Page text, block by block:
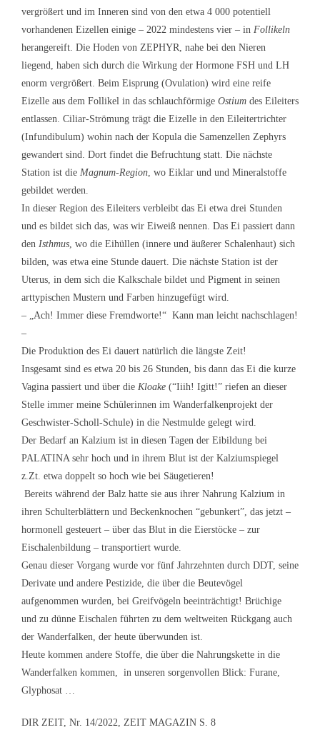
vergrößert und im Inneren sind von den etwa 4 000 potentiell
vorhandenen Eizellen einige – 2022 mindestens vier – in Follikeln
herangereift. Die Hoden von ZEPHYR, nahe bei den Nieren
liegend, haben sich durch die Wirkung der Hormone FSH und LH
enorm vergrößert. Beim Eisprung (Ovulation) wird eine reife
Eizelle aus dem Follikel in das schlauchförmigeOstiumdes Eileiters
entlassen. Ciliar-Strömung trägt die Eizelle in den Eileitertrichter
(Infundibulum) wohin nach der Kopula die Samenzellen Zephyrs
gewandert sind. Dort findet die Befruchtung statt. Die nächste
Station ist die Magnum-Region, wo Eiklar und und Mineralstoffe
gebildet werden.
In dieser Region des Eileiters verbleibt das Ei etwa drei Stunden
und es bildet sich das, was wir Eiweiß nennen. Das Ei passiert dann
den Isthmus, wo die Eihüllen (innere und äußerer Schalenhaut) sich
bilden, was etwa eine Stunde dauert. Die nächste Station ist der
Uterus, in dem sich die Kalkschale bildet und Pigment in seinen
arttypischen Mustern und Farben hinzugefügt wird.
– „Ach! Immer diese Fremdworte!“ Kann man leicht nachschlagen!
–
Die Produktion des Ei dauert natürlich die längste Zeit!
Insgesamt sind es etwa 20 bis 26 Stunden, bis dann das Ei die kurze
Vagina passiert und über die Kloake(“Iiih! Igitt!” riefen an dieser
Stelle immer meine Schülerinnen im Wanderfalkenprojekt der
Geschwister-Scholl-Schule) in die Nestmulde gelegt wird.
Der Bedarf an Kalzium ist in diesen Tagen der Eibildung bei
PALATINA sehr hoch und in ihrem Blut ist der Kalziumspiegel
z.Zt. etwa doppelt so hoch wie bei Säugetieren!
Bereits während der Balz hatte sie aus ihrer Nahrung Kalzium in
ihren Schulterblättern und Beckenknochen “gebunkert”, das jetzt –
hormonell gesteuert – über das Blut in die Eierstöcke – zur
Eischalenbildung – transportiert wurde.
Genau dieser Vorgang wurde vor fünf Jahrzehnten durch DDT, seine
Derivate und andere Pestizide, die über die Beutevögel
aufgenommen wurden, bei Greifvögeln beeinträchtigt! Brüchige
und zu dünne Eischalen führten zu dem weltweiten Rückgang auch
der Wanderfalken, der heute überwunden ist.
Heute kommen andere Stoffe, die über die Nahrungskette in die
Wanderfalken kommen, in unseren sorgenvollen Blick: Furane,
Glyphosat …
DIR ZEIT, Nr. 14/2022, ZEIT MAGAZIN S. 8